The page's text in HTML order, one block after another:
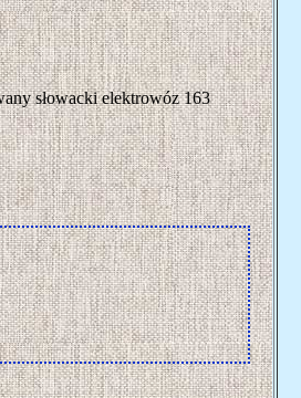
słowacki elektrowóz 163